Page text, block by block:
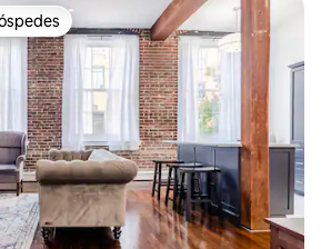
preferidos dos hóspedes